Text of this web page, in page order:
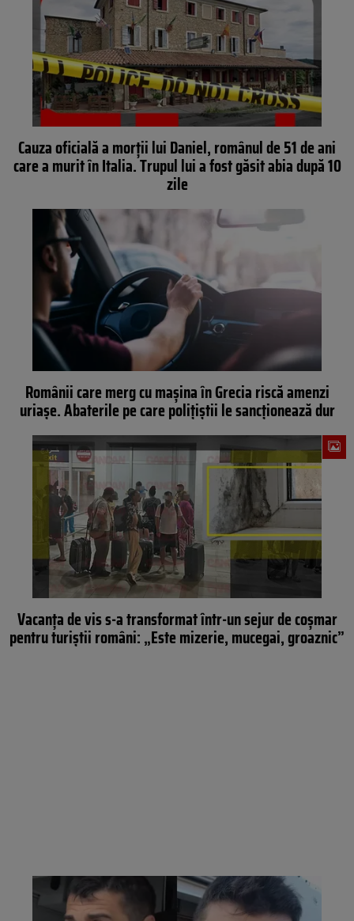
Cauza oficială a morții lui Daniel, românul de 51 de ani
care a murit în Italia. Trupul lui a fost găsit abia după 10
zile
Românii care merg cu mașina în Grecia riscă amenzi
uriașe. Abaterile pe care polițiștii le sancționează dur
Vacanța de vis s-a transformat într-un sejur de coșmar
pentru turiștii români: „Este mizerie, mucegai, groaznic”